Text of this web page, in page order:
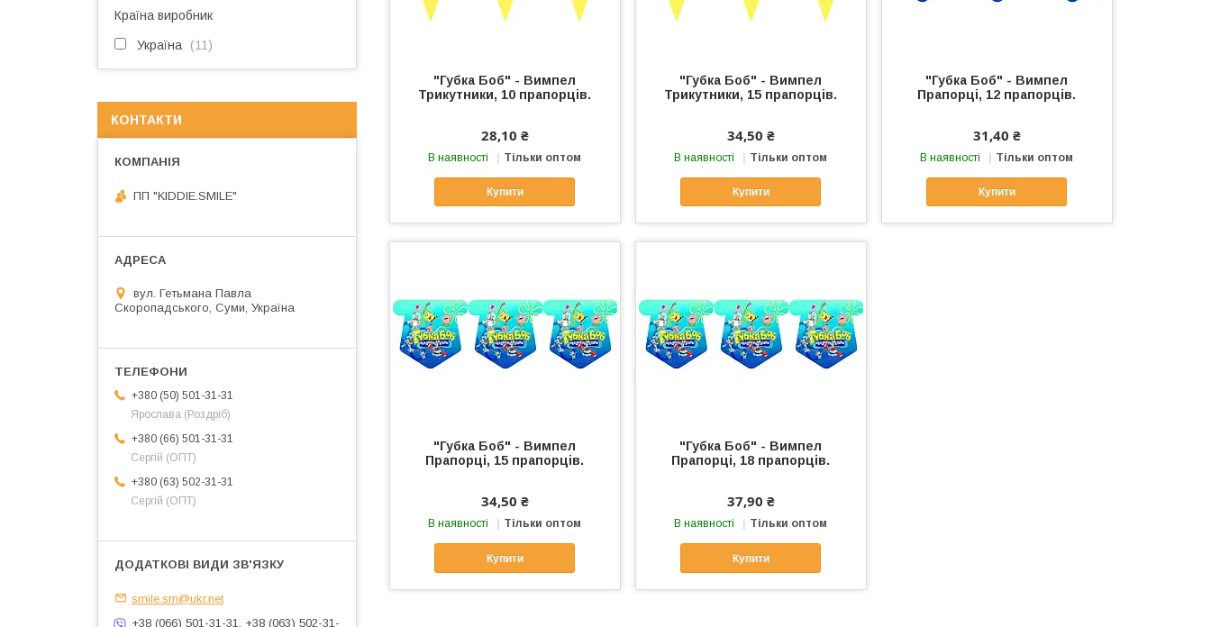
"Губка Боб" - Вимпел
Трикутники, 10 прапорців.
28,10 ₴
В наявності Тільки оптом
Купити
"Губка Боб" - Вимпел
Трикутники, 15 прапорців.
34,50 ₴
В наявності Тільки оптом
Купити
"Губка Боб" - Вимпел
Прапорці, 12 прапорців.
31,40 ₴
В наявності Тільки оптом
Купити
"Губка Боб" - Вимпел
Прапорці, 15 прапорців.
34,50 ₴
В наявності Тільки оптом
Купити
"Губка Боб" - Вимпел
Прапорці, 18 прапорців.
37,90 ₴
В наявності Тільки оптом
Купити
Країна виробник
Україна 11
КОНТАКТИ
ПП "KIDDIE.SMILE"
вул. Гетьмана Павла
Скоропадського, Суми, Україна
+380 (50) 501-31-31
Ярослава (Роздріб)
+380 (66) 501-31-31
Сергій (ОПТ)
+380 (63) 502-31-31
Сергій (ОПТ)
smile.sm@ukr.net
+38 (066) 501-31-31, +38 (063) 502-31-